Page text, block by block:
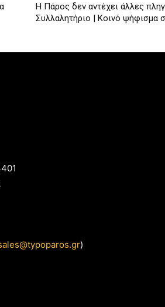
Η Πάρος δεν αντέχει άλλες
Συλλαλητήριο | Κοινό ψήφισμα
)